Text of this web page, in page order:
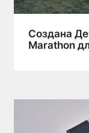
Cоздана
Marathon